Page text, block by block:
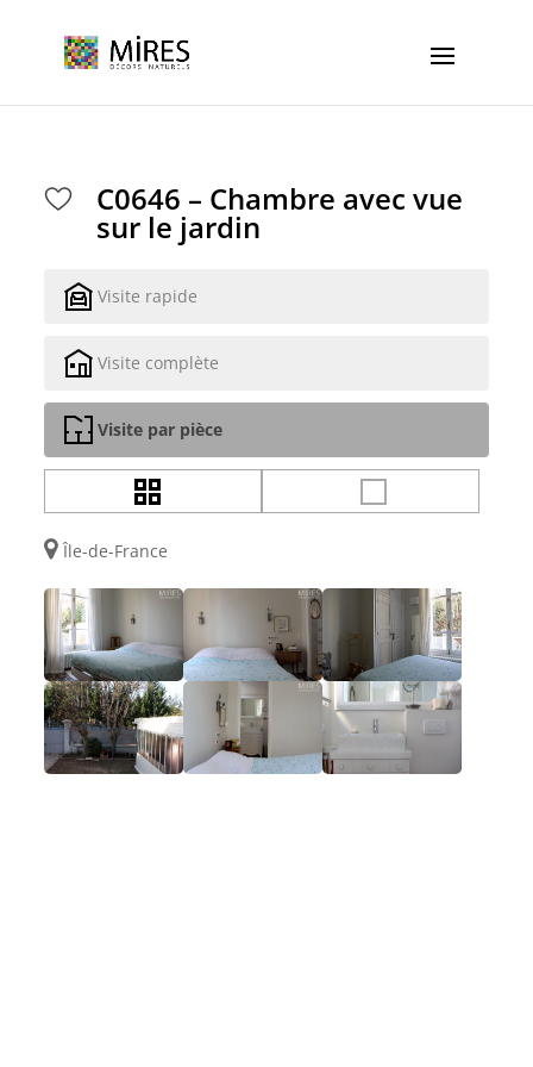
C0646 – Chambre avec vue
sur le jardin
Visite rapide
Visite complète
Visite par pièce
Île-de-France